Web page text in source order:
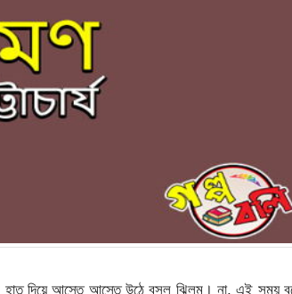
হাত দিয়ে আস্তে আস্তে উঠে বসল ঝিলম। না, এই সময়